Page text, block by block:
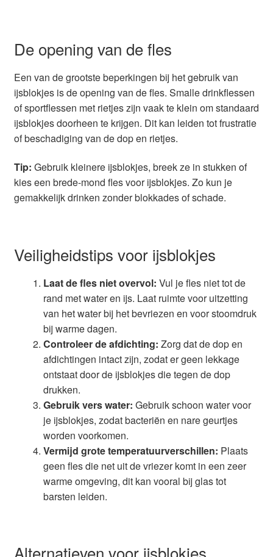
De opening van de fles
Een van de grootste beperkingen bij het gebruik van
ijsblokjes is de opening van de fles. Smalle drinkflessen
of sportflessen met rietjes zijn vaak te klein om standaard
ijsblokjes doorheen te krijgen. Dit kan leiden tot frustratie
of beschadiging van de dop en rietjes.
Tip: Gebruik kleinere ijsblokjes, breek ze in stukken of
kies een brede-mond fles voor ijsblokjes. Zo kun je
gemakkelijk drinken zonder blokkades of schade.
Veiligheidstips voor ijsblokjes
Laat de fles niet overvol: Vul je fles niet tot de
rand met water en ijs. Laat ruimte voor uitzetting
van het water bij het bevriezen en voor stoomdruk
bij warme dagen.
Controleer de afdichting: Zorg dat de dop en
afdichtingen intact zijn, zodat er geen lekkage
ontstaat door de ijsblokjes die tegen de dop
drukken.
Gebruik vers water: Gebruik schoon water voor
je ijsblokjes, zodat bacteriën en nare geurtjes
worden voorkomen.
Vermijd grote temperatuurverschillen: Plaats
geen fles die net uit de vriezer komt in een zeer
warme omgeving, dit kan vooral bij glas tot
barsten leiden.
Alternatieven voor ijsblokjes